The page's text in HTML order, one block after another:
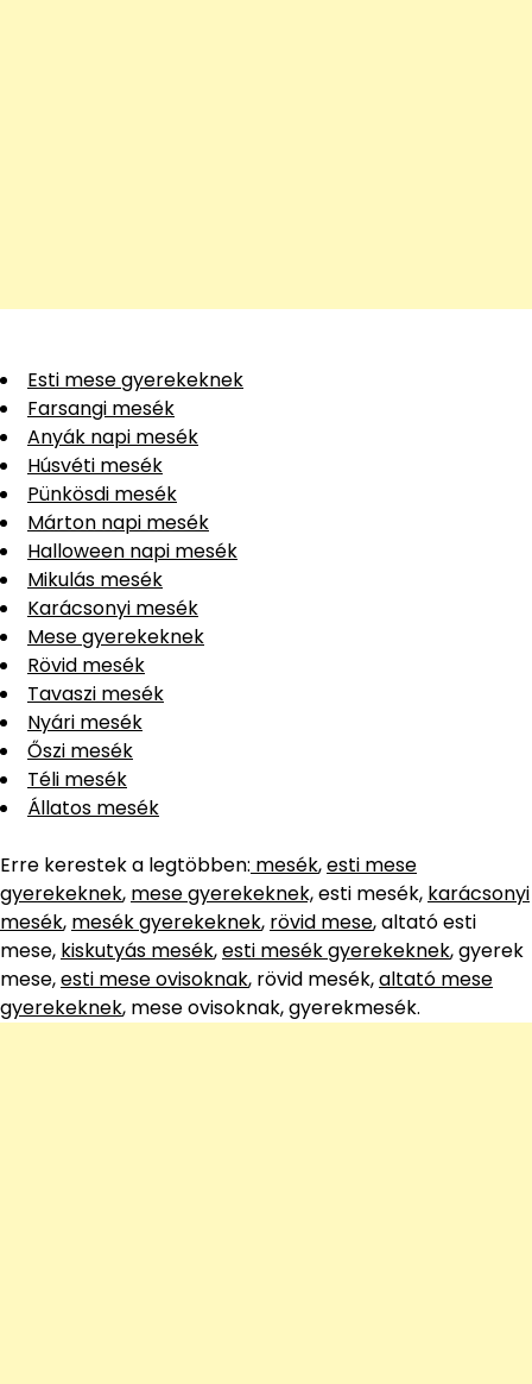
Esti mese gyerekeknek
Farsangi mesék
Anyák napi mesék
Húsvéti mesék
Pünkösdi mesék
Márton napi mesék
Halloween napi mesék
Mikulás mesék
Karácsonyi mesék
Mese gyerekeknek
Rövid mesék
Tavaszi mesék
Nyári mesék
Őszi mesék
Téli mesék
Állatos mesék
Erre kerestek a legtöbben: mesék,esti mese
gyerekeknek, mese gyerekeknek,esti mesék, karácsonyi
mesék, mesék gyerekeknek, rövid mese, altató esti
mese, kiskutyás mesék,esti mesék gyerekeknek, gyerek
mese,esti mese ovisoknak, rövid mesék,altató mese
gyerekeknek, mese ovisoknak, gyerekmesék.